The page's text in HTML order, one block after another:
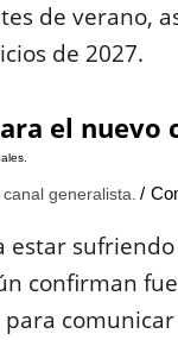
de verano,
de 2027.
el nuevo
generalista.
estar
confirman